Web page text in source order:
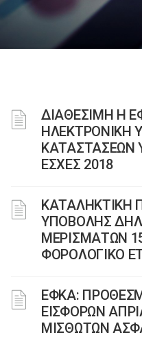
ΔΙΑΘΕΣΙΜΗ Η
ΗΛΕΚΤΡΟΝΙΚΗ
ΚΑΤΑΣΤΑΣΕΩΝ
ΕΣΧΕΣ 2018
ΚΑΤΑΛΗΚΤΙΚΗ
ΥΠΟΒΟΛΗΣ
ΜΕΡΙΣΜΑΤΩΝ
ΦΟΡΟΛΟΓΙΚΟ
ΕΦΚΑ:
ΕΙΣΦΟΡΩΝ
ΜΙΣΘΩΤΩΝ